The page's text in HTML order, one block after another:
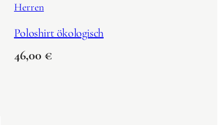
Herren
Poloshirt ökologisch
46,00 €